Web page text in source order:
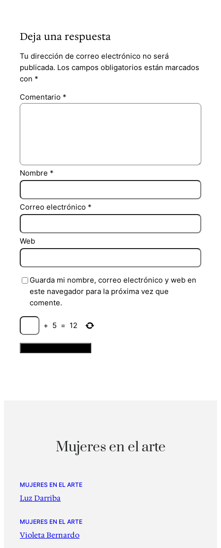
Deja una respuesta
Tu dirección de correo electrónico no será
publicada. Los campos obligatorios están marcados
con *
Comentario *
Nombre *
Correo electrónico *
Web
Guarda mi nombre, correo electrónico y web en
este navegador para la próxima vez que
comente.
+ 5 = 12
Mujeres en el arte
MUJERES EN EL ARTE
Luz Darriba
MUJERES EN EL ARTE
Violeta Bernardo